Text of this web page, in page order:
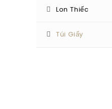
Lon Thiếc
Túi Giấy